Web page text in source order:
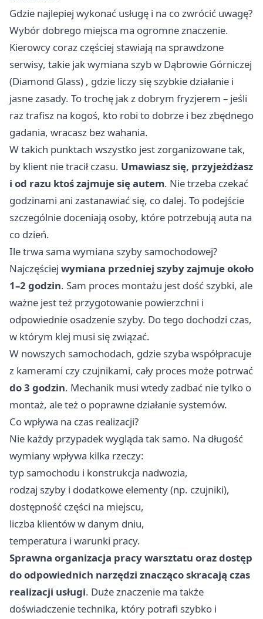
Gdzie najlepiej wykonać usługę i na co zwrócić uwagę?
Wybór dobrego miejsca ma ogromne znaczenie.
Kierowcy coraz częściej stawiają na sprawdzone
serwisy, takie jakwymiana szyb w Dąbrowie Górniczej
(Diamond Glass) , gdzie liczy się szybkie działanie i
jasne zasady. To trochę jak z dobrym fryzjerem – jeśli
raz trafisz na kogoś, kto robi to dobrze i bez zbędnego
gadania, wracasz bez wahania.
W takich punktach wszystko jest zorganizowane tak,
by klient nie tracił czasu. Umawiasz się, przyjeżdżasz
i od razu ktoś zajmuje się autem. Nie trzeba czekać
godzinami ani zastanawiać się, co dalej. To podejście
szczególnie doceniają osoby, które potrzebują auta na
co dzień.
Ile trwa sama wymiana szyby samochodowej?
Najczęściej wymiana przedniej szyby zajmuje około
1–2 godzin. Sam proces montażu jest dość szybki, ale
ważne jest też przygotowanie powierzchni i
odpowiednie osadzenie szyby. Do tego dochodzi czas,
w którym klej musi się związać.
W nowszych samochodach, gdzie szyba współpracuje
z kamerami czy czujnikami, cały proces może potrwać
do 3 godzin. Mechanik musi wtedy zadbać nie tylko o
montaż, ale też o poprawne działanie systemów.
Co wpływa na czas realizacji?
Nie każdy przypadek wygląda tak samo. Na długość
wymiany wpływa kilka rzeczy:
typ samochodu i konstrukcja nadwozia,
rodzaj szyby i dodatkowe elementy (np. czujniki),
dostępność części na miejscu,
liczba klientów w danym dniu,
temperatura i warunki pracy.
Sprawna organizacja pracy warsztatu oraz dostęp
do odpowiednich narzędzi znacząco skracają czas
realizacji usługi. Duże znaczenie ma także
doświadczenie technika, który potrafi szybko i